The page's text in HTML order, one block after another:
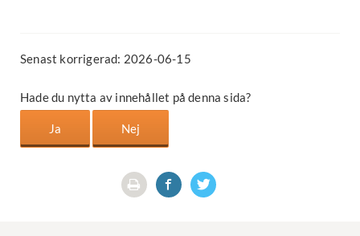
Senast korrigerad: 2026-06-15
Hade du nytta av innehållet på denna sida?